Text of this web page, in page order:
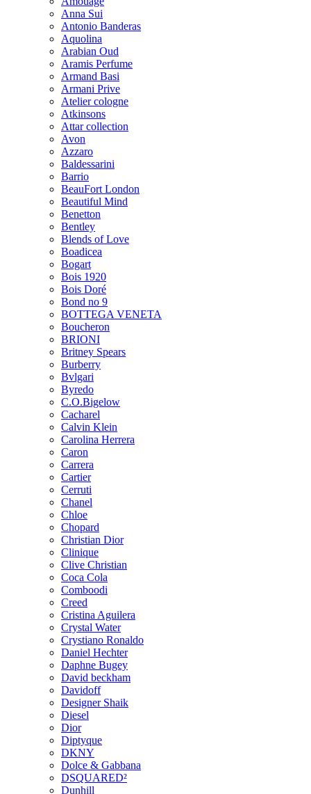
Anna Sui
Antonio Banderas
Aquolina
Arabian Oud
Aramis Perfume
Armand Basi
Armani Prive
Atelier cologne
Atkinsons
Attar collection
Avon
Azzaro
Baldessarini
Barrio
BeauFort London
Beautiful Mind
Benetton
Bentley
Blends of Love
Boadicea
Bogart
Bois 1920
Bois Doré
Bond no 9
BOTTEGA VENETA
Boucheron
BRIONI
Britney Spears
Burberry
Bvlgari
Byredo
C.O.Bigelow
Cacharel
Calvin Klein
Carolina Herrera
Caron
Carrera
Cartier
Cerruti
Chanel
Chloe
Chopard
Christian Dior
Clinique
Clive Christian
Coca Cola
Comboodi
Creed
Cristina Aguilera
Crystal Water
Crystiano Ronaldo
Daniel Hechter
Daphne Bugey
David beckham
Davidoff
Designer Shaik
Diesel
Dior
Diptyque
DKNY
Dolce & Gabbana
DSQUARED²
Dunhill